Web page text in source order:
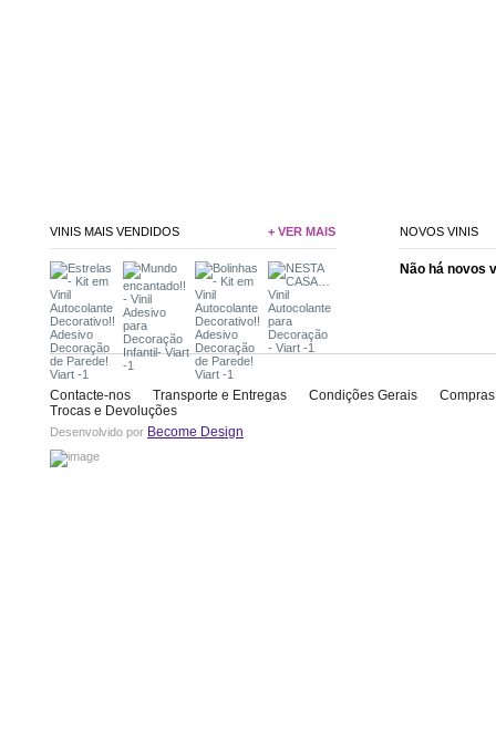
VINIS MAIS VENDIDOS + VER MAIS NOVOS VINIS
Não há novos
Contacte-nos Transporte e Entregas Condições Gerais
Trocas e Devoluções
Desenvolvido por Become Design